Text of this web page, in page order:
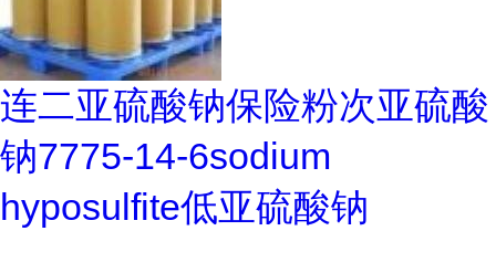
连二亚硫酸钠保险粉次亚硫酸
钠7775-14-6sodium
hyposulfite低亚硫酸钠